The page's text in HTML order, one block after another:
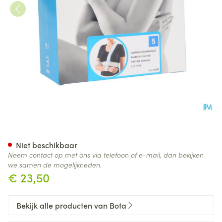
€ 23,50
Niet beschikbaar
Neem contact op met ons via telefoon of e-mail, dan bekijken
we samen de mogelijkheden.
Bekijk alle producten van Bota